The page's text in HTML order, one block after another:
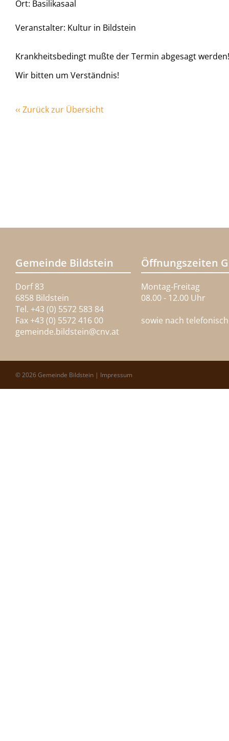
Ort: Basilikasaal
Veranstalter: Kultur in Bildstein
Krankheitsbedingt mußte der Termin abgesagt
Wir bitten um Verständnis!
‹‹ Zurück zur Übersicht
Gemeinde Bildstein
Dorf 83
6858 Bildstein
Tel. +43 (0) 5572 583 84
Fax +43 (0) 5572 416 00
gemeinde.bildstein@cnv.at
Öffnungszeiten
Montag-Freitag
08.00 - 12.00 Uhr
sowie nach
© 2026 Gemeinde Bildstein | Impressum